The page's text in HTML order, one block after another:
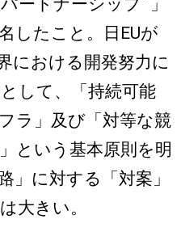
ートナーシップﾟ」
したこと。日EUが
における開発努力に
して、「持続可能
ラ」及び「対等な競
という基本原則を明
」に対する「対案」
大きい。